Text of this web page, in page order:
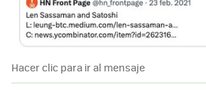
Hacer clic para ir al mensaje